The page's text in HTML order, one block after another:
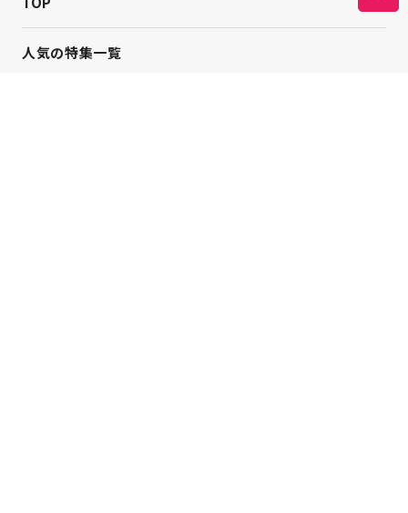
人気の特集一覧